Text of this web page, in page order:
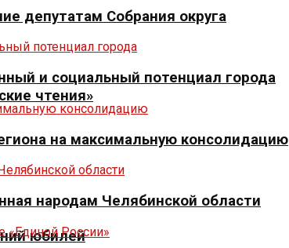
чтения»
юбилей
депутатам Собрания округа
и социальный потенциал города
на максимальную консолидацию
народам Челябинской области